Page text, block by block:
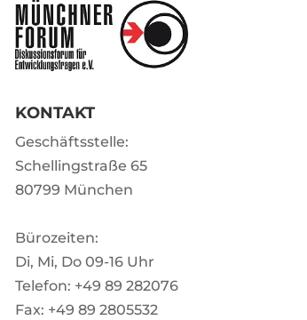
KONTAKT
Geschäftsstelle:
Schellingstraße 65
80799 München
Bürozeiten:
Di, Mi, Do 09-16 Uhr
Telefon: +49 89 282076
Fax: +49 89 2805532